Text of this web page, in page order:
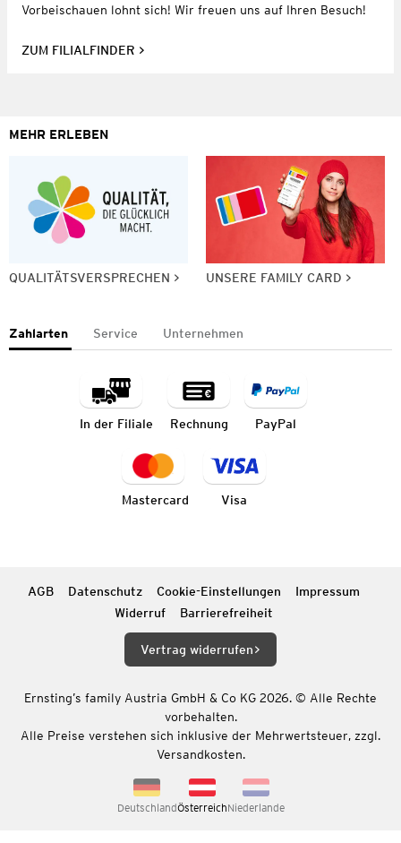
Vorbeischauen lohnt sich! Wir freuen uns auf Ihren Besuch!
ZUM FILIALFINDER
MEHR ERLEBEN
QUALITÄTSVERSPRECHEN UNSERE FAMILY CARD
Zahlarten Service Unternehmen
In der Filiale Rechnung PayPal
Mastercard Visa
AGB Datenschutz Cookie-Einstellungen
Impressum
Widerruf
Barrierefreiheit
Vertrag widerrufen
Ernsting’s family Austria GmbH & Co KG 2026. © Alle Rechte
vorbehalten.
Alle Preise verstehen sich inklusive der Mehrwertsteuer, zzgl.
Versandkosten.
DeutschlandÖsterreichNiederlande